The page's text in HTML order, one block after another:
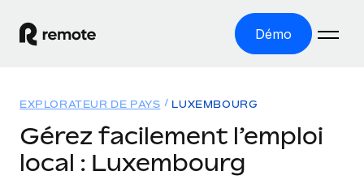
Démo
EMPLOI À L’INTERNATIONAL
Solutions
EXPLORATEUR DE PAYS LUXEMBOURG
Gérez facilement l’emploi
local : Luxembourg